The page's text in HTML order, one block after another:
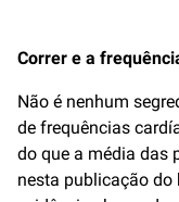
Correr e a
Não é nenhum
de frequências
do que a média das
nesta publicação do